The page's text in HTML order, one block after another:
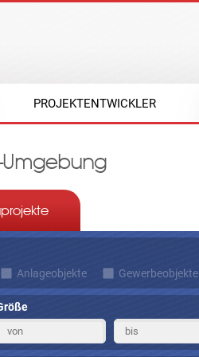
PROJEKTENTWICKLER
Umgebung
Anlageobjekte Gewerbeobjekte